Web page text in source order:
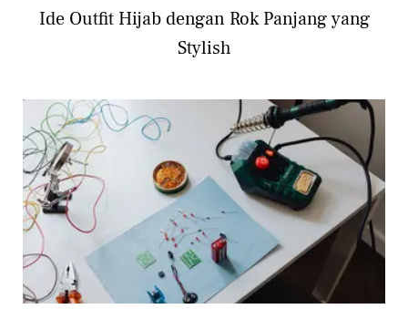
Ide Outfit Hijab dengan Rok Panjang yang
Stylish